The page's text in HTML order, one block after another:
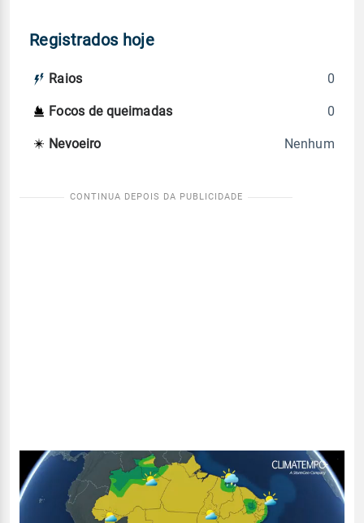
Registrados hoje
Raios 0
Focos de queimadas 0
Nevoeiro Nenhum